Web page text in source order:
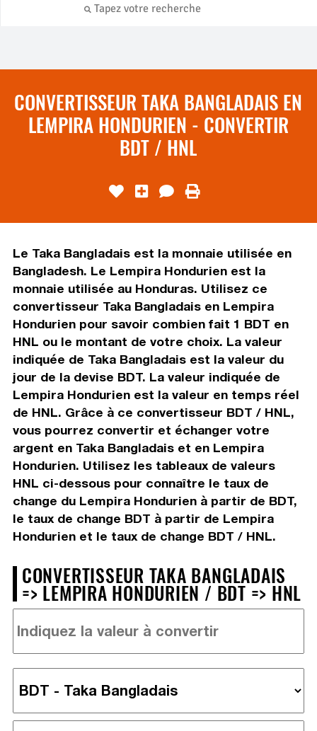
CONVERTISSEUR TAKA BANGLADAIS EN
LEMPIRA HONDURIEN - CONVERTIR
BDT / HNL
Le Taka Bangladais est la monnaie utilisée en
Bangladesh. Le Lempira Hondurien est la
monnaie utilisée au Honduras. Utilisez ce
convertisseur Taka Bangladais en Lempira
Hondurien pour savoir combien fait 1 BDT en
HNL ou le montant de votre choix. La valeur
indiquée de Taka Bangladais est la valeur du
jour de la devise BDT. La valeur indiquée de
Lempira Hondurien est la valeur en temps réel
de HNL. Grâce à ce convertisseur BDT / HNL,
vous pourrez convertir et échanger votre
argent en Taka Bangladais et en Lempira
Hondurien. Utilisez les tableaux de valeurs
HNL ci-dessous pour connaître le taux de
change du Lempira Hondurien à partir de BDT,
le taux de change BDT à partir de Lempira
Hondurien et le taux de change BDT / HNL.
CONVERTISSEUR TAKA BANGLADAIS
=> LEMPIRA HONDURIEN / BDT => HNL